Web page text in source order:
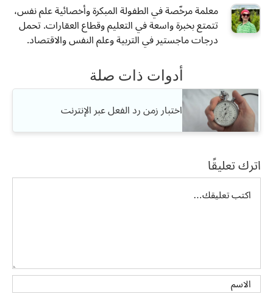
معلمة مرخّصة في الطفولة المبكرة وأخصائية علم نفس،
تتمتع بخبرة واسعة في التعليم وقطاع العقارات. تحمل
درجات ماجستير في التربية وعلم النفس والاقتصاد.
أدوات ذات صلة
اختبار زمن رد الفعل عبر الإنترنت
اترك تعليقًا
تعليق